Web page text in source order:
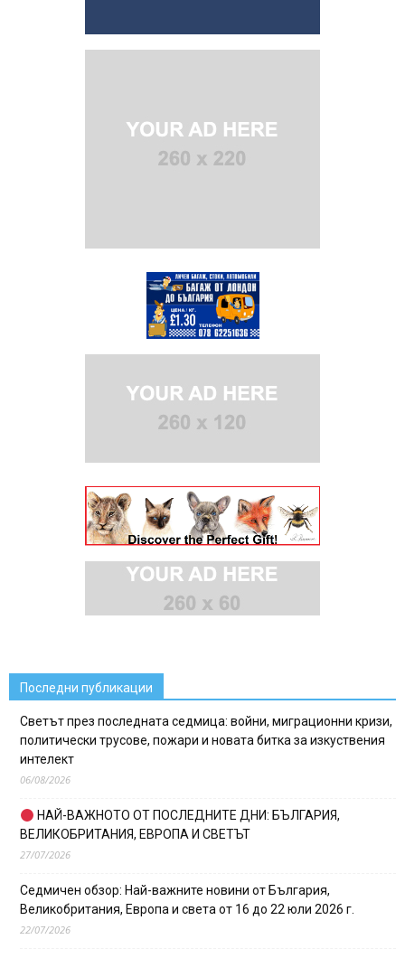
Последни публикации
Светът през последната седмица: войни, миграционни кризи,
политически трусове, пожари и новата битка за изкуствения
интелект
06/08/2026
НАЙ-ВАЖНОТО ОТ ПОСЛЕДНИТЕ ДНИ: БЪЛГАРИЯ,
ВЕЛИКОБРИТАНИЯ, ЕВРОПА И СВЕТЪТ
27/07/2026
Седмичен обзор: Най-важните новини от България,
Великобритания, Европа и света от 16 до 22 юли 2026 г.
22/07/2026